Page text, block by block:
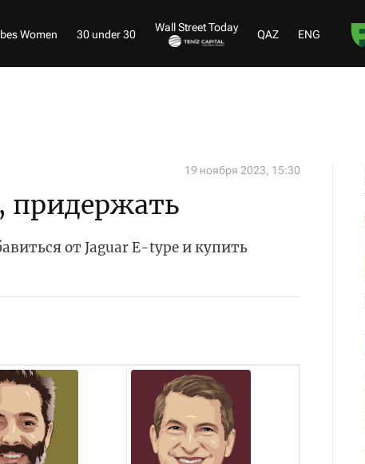
Women 30 under 30
Wall Street Today
QAZ ENG
19 ноября 2023, 15:30
придержать
от Jaguar E-type и купить